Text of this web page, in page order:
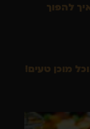
להפוך
מוכן טעים!